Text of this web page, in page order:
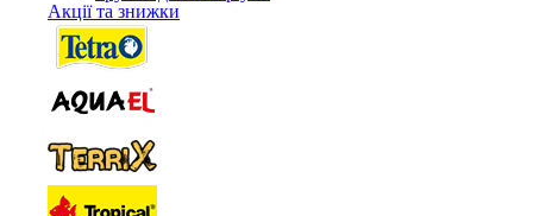
Акції та знижки